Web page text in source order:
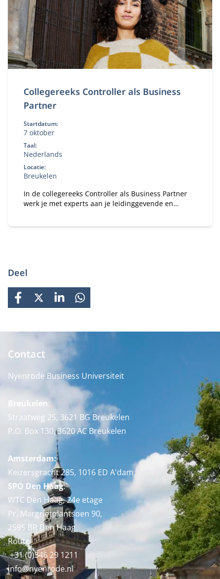
Collegereeks Controller als Business
Partner
Startdatum:
7 oktober
Taal:
Nederlands
Locatie:
Breukelen
In de collegereeks Controller als Business Partner
werk je met experts aan je leidinggevende en
Deel
FACEBOOK
X LINKEDINWHATSAPP
Contact
Nyenrode Business Universiteit
Breukelen:
Straatweg 25, 3621 BG Breukelen
P.O. Box 130, 3620 AC Breukelen
Amsterdam:
Keizersgracht 285, 1016 ED A'dam
SPO Den Haag:
WTC Den Haag, 24e etage
Pr. Margrietplantsoen 90,
2595 BR Den Haag
Route
+31 (0)346 29 1211
info@nyenrode.nl